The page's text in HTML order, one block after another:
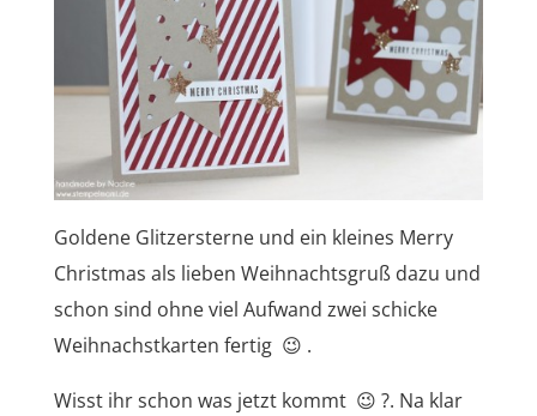
Goldene Glitzersterne und ein kleines Merry
Christmas als lieben Weihnachtsgruß dazu und
schon sind ohne viel Aufwand zwei schicke
Weihnachstkarten fertig 😉 .
Wisst ihr schon was jetzt kommt 😉 ?. Na klar